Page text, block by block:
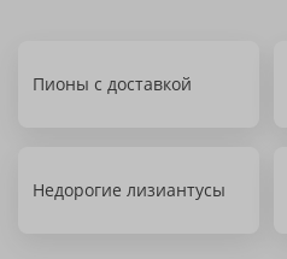
Пионы с доставкой
Недорогие лизиантусы